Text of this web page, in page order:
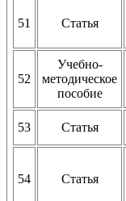
51 Статья
52
Учебно-
методическое
пособие
53 Статья
54 Статья